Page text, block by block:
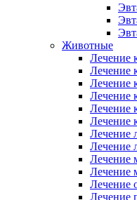
Животные
Лечение
Лечение
Лечение
Лечение
Лечение
Лечение
Лечение
Лечение
Лечение
Лечение
Лечение
Лечение